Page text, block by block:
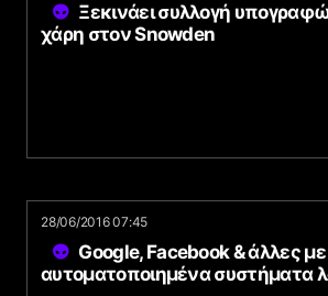
Ξεκινάει συλλογή
χάρη στον Snowden
28/06/2016 07:45
Google, Facebook & άλλες με
αυτοματοποιημένα συστήματα